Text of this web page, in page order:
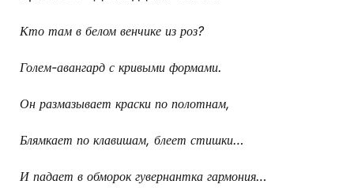
Кто там в белом венчике из роз?
Голем-авангард с кривыми формами.
Он размазывает краски по полотнам,
Блямкает по клавишам, блеет стишки…
И падает в обморок гувернантка гармония…